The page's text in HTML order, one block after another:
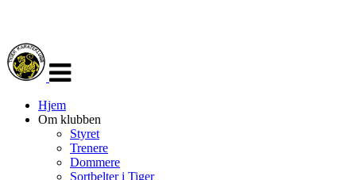
navigasjon
Hjem
Om klubben
Styret
Trenere
Dommere
Sortbelter i Tiger